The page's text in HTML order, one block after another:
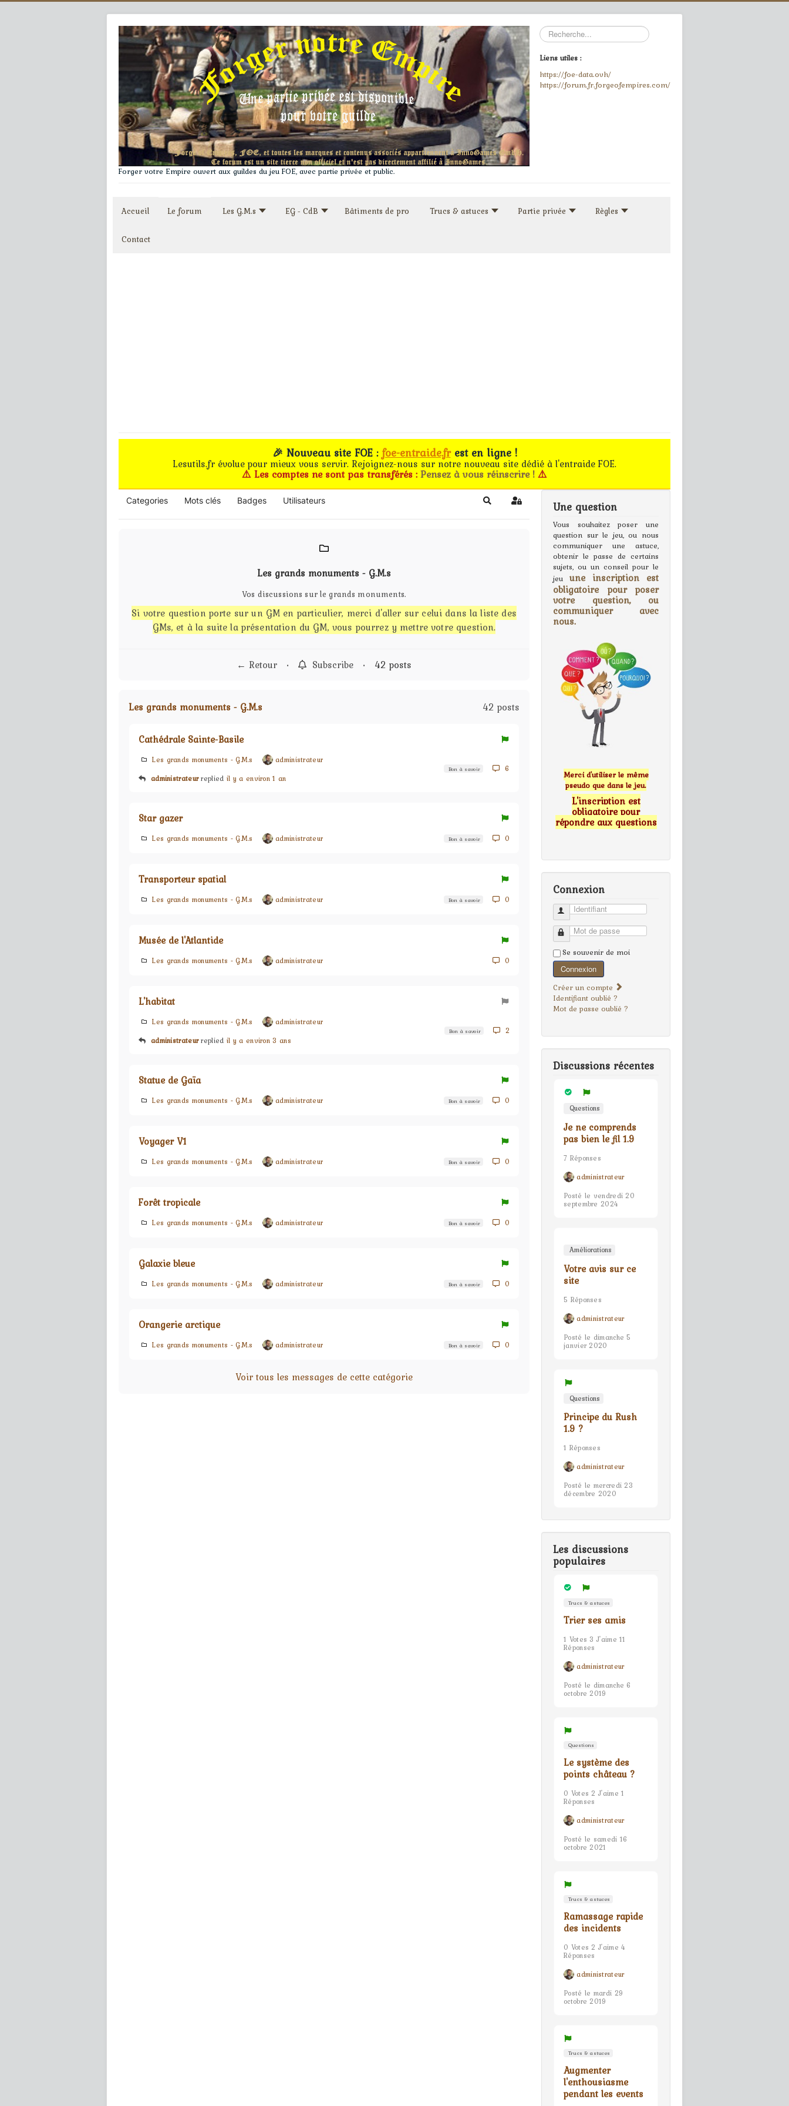
Forger votre Empire ouvert aux guildes du jeu FOE, avec partie privée et public.
Rechercher
Liens utiles :
https://foe-data.ovh/
https://forum.fr.forgeofempires.com/
Accueil Le forum Les G.M.s EG - CdB Bâtiments de pro Trucs & astuces Partie privée Règles
Contact
🎉 Nouveau site FOE :foe-entraide.frest en ligne !
Lesutils.fr évolue pour mieux vous servir. Rejoignez-nous sur notre nouveau site dédié à l'entraide FOE.
⚠️ Les comptes ne sont pas transférés :Pensez à vous réinscrire !⚠️
Categories Mots clés Badges Utilisateurs Search Sign In
Les grands monuments - G.M.s
Vos discussions sur le grands monuments.
Si votre question porte sur un GM en particulier, merci d'aller sur celui dans la liste des
GMs, et à la suite la présentation du GM, vous pourrez y mettre votre question.
← Retour • Subscribe • 42 posts
Les grands monuments - G.M.s 42 posts
Cathédrale Sainte-Basile
Les grands monuments - G.M.s
administrateur
administrateur replied il y a environ 1 an
Bon à savoir 6
Star gazer
Les grands monuments - G.M.s administrateur Bon à savoir 0
Transporteur spatial
Les grands monuments - G.M.s administrateur Bon à savoir 0
Musée de l'Atlantide
Les grands monuments - G.M.s administrateur 0
L'habitat
Les grands monuments - G.M.s
administrateur
administrateur replied il y a environ 3 ans
Bon à savoir 2
Statue de Gaïa
Les grands monuments - G.M.s administrateur Bon à savoir 0
Voyager V1
Les grands monuments - G.M.s administrateur Bon à savoir 0
Forêt tropicale
Les grands monuments - G.M.s administrateur Bon à savoir 0
Galaxie bleue
Les grands monuments - G.M.s administrateur Bon à savoir 0
Orangerie arctique
Les grands monuments - G.M.s administrateur Bon à savoir 0
Voir tous les messages de cette catégorie
Une question
Vous souhaitez poser une
question sur le jeu, ou nous
communiquer une astuce,
obtenir le passe de certains
sujets, ou un conseil pour le
jeu une inscription est
obligatoire pour poser
votre question, ou
communiquer avec
nous.
Merci d'utiliser le même
pseudo que dans le jeu.
L'inscription est
obligatoire pour
répondre aux questions
Connexion
Identifiant
Mot de passe
Se souvenir de moi
Connexion
Créer un compte
Identifiant oublié ?
Mot de passe oublié ?
Discussions récentes
Questions
Je ne comprends
pas bien le fil 1.9
7 Réponses
administrateur
Posté le vendredi 20
septembre 2024
Améliorations
Votre avis sur ce
site
5 Réponses
administrateur
Posté le dimanche 5
janvier 2020
Questions
Principe du Rush
1.9 ?
1 Réponses
administrateur
Posté le mercredi 23
décembre 2020
Les discussions
populaires
Trucs & astuces
Trier ses amis
1 Votes 3 J'aime 11
Réponses
administrateur
Posté le dimanche 6
octobre 2019
Questions
Le système des
points château ?
0 Votes 2 J'aime 1
Réponses
administrateur
Posté le samedi 16
octobre 2021
Trucs & astuces
Ramassage rapide
des incidents
0 Votes 2 J'aime 4
Réponses
administrateur
Posté le mardi 29
octobre 2019
Trucs & astuces
Augmenter
l'enthousiasme
pendant les events